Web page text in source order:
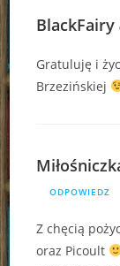
BlackFairy
Gratuluję i
Brzezińskiej
ODPOWIEDZ
Z chęcią
oraz Picoult